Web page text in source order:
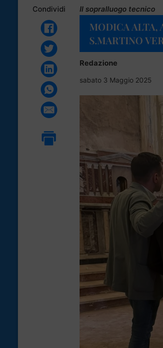
Condividi Il sopralluogo tecnico
MODICA ALTA,
S.MARTINO
Redazione
sabato 3 Maggio 2025